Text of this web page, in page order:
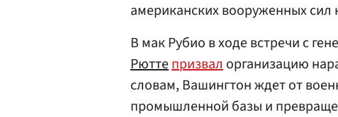
американских вооруженных сил
В мак Рубио в ходе встречи с
Рюттепризвалорганизацию
словам, Вашингтон ждет от
промышленной базы и